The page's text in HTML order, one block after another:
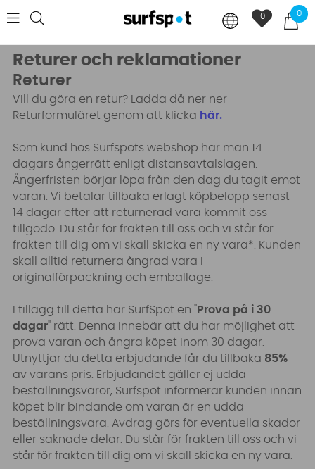
0
0
Returer och reklamationer
Returer
Vill du göra en retur? Ladda då ner ner
Returformuläret genom att klicka här.
Som kund hos Surfspots webshop har man 14
dagars ångerrätt enligt distansavtalslagen.
Ångerfristen börjar löpa från den dag du tagit emot
varan. Vi betalar tillbaka erlagt köpbelopp senast
14 dagar efter att returnerad vara kommit oss
tillgodo. Du står för frakten till oss och vi står för
frakten till dig om vi skall skicka en ny vara*. Kunden
skall alltid returnera ångrad vara i
originalförpackning och emballage.
I tillägg till detta har SurfSpot en "Prova på i 30
dagar" rätt. Denna innebär att du har möjlighet att
prova varan och ångra köpet inom 30 dagar.
Utnyttjar du detta erbjudande får du tillbaka 85%
av varans pris. Erbjudandet gäller ej udda
beställningsvaror, Surfspot informerar kunden innan
köpet blir bindande om varan är en udda
beställningsvara. Avdrag görs för eventuella skador
eller saknade delar. Du står för frakten till oss och vi
står för frakten till dig om vi skall skicka en ny vara.